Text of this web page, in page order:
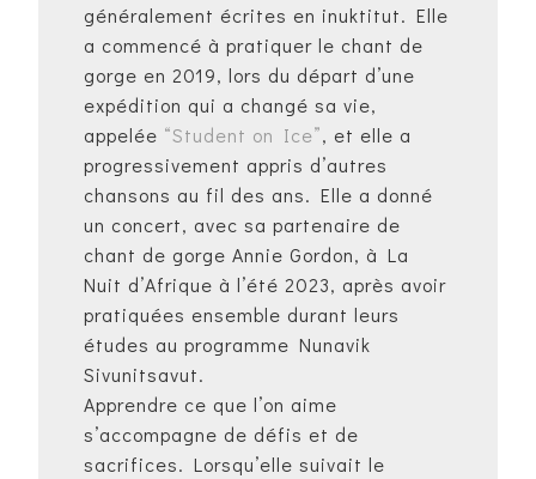
généralement écrites en inuktitut. Elle
a commencé à pratiquer le chant de
gorge en 2019, lors du départ d’une
expédition qui a changé sa vie,
appelée “Student on Ice”, et elle a
progressivement appris d’autres
chansons au fil des ans. Elle a donné
un concert, avec sa partenaire de
chant de gorge Annie Gordon, à La
Nuit d’Afrique à l’été 2023, après avoir
pratiquées ensemble durant leurs
études au programme Nunavik
Sivunitsavut.
Apprendre ce que l’on aime
s’accompagne de défis et de
sacrifices. Lorsqu’elle suivait le